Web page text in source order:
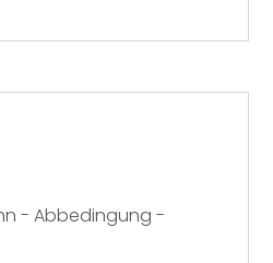
- Abbedingung -